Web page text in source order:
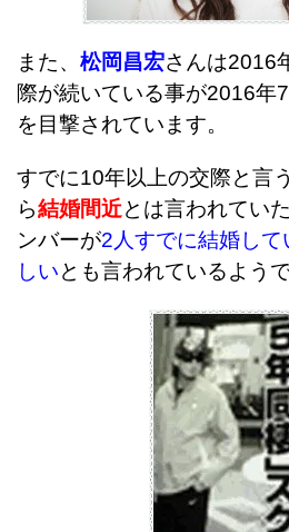
また、 松岡昌宏さんは2016
際が続いている事が2016年
を目撃されています。
すでに10年以上の交際と言
ら結婚間近とは言われてい
ンバーが2人すでに結婚し
しいとも言われているようで